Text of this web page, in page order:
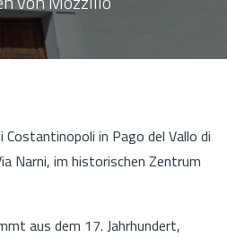
Costantinopoli in Pago del Vallo di
Narni, im historischen Zentrum
aus dem 17. Jahrhundert,